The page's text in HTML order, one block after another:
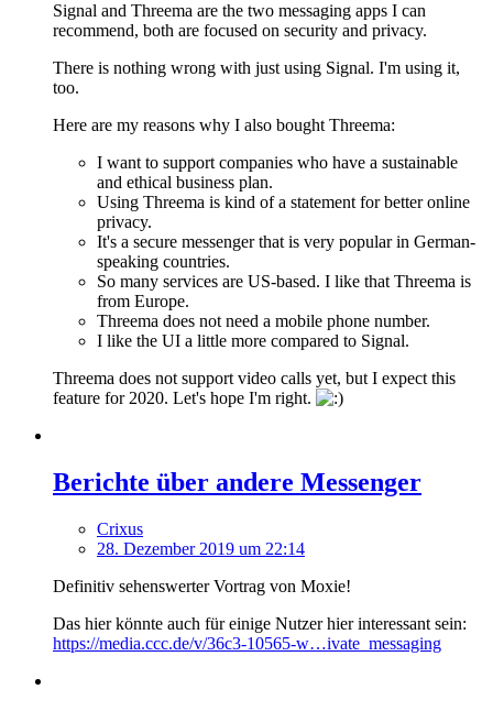
Signal and Threema are the two messaging apps I can
recommend, both are focused on security and privacy.
There is nothing wrong with just using Signal. I'm using it,
too.
Here are my reasons why I also bought Threema:
I want to support companies who have a sustainable
and ethical business plan.
Using Threema is kind of a statement for better online
privacy.
It's a secure messenger that is very popular in German-
speaking countries.
So many services are US-based. I like that Threema is
from Europe.
Threema does not need a mobile phone number.
I like the UI a little more compared to Signal.
Threema does not support video calls yet, but I expect this
feature for 2020. Let's hope I'm right.
Berichte über andere Messenger
Crixus
28. Dezember 2019 um 22:14
Definitiv sehenswerter Vortrag von Moxie!
Das hier könnte auch für einige Nutzer hier interessant sein:
https://media.ccc.de/v/36c3-10565-w…ivate_messaging